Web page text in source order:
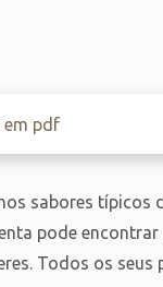
em pdf
sabores típicos
pode encontrar
Todos os seus